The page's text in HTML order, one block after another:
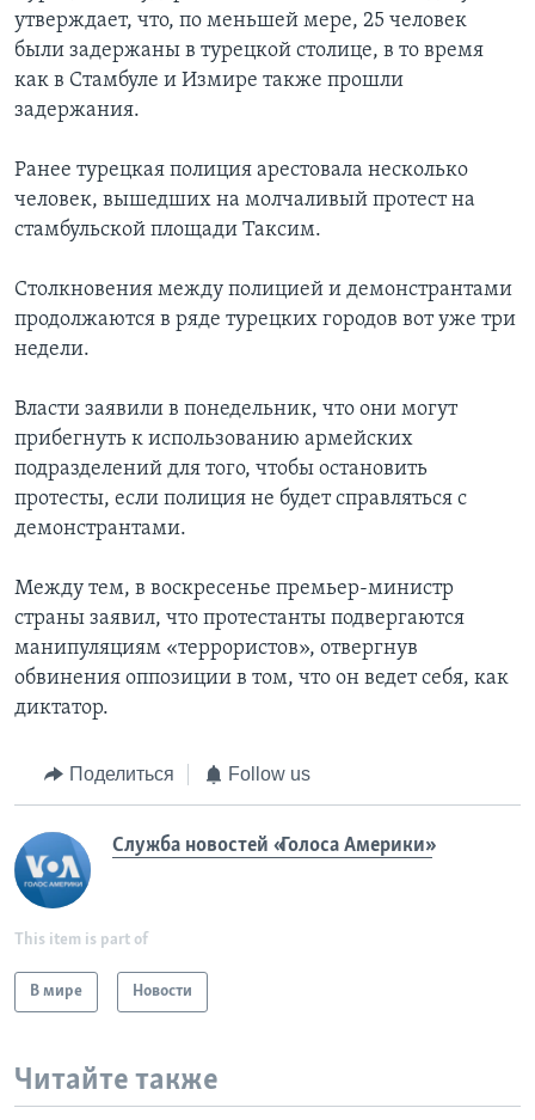
утверждает, что, по меньшей мере, 25 человек
были задержаны в турецкой столице, в то время
как в Стамбуле и Измире также прошли
задержания.
Ранее турецкая полиция арестовала несколько
человек, вышедших на молчаливый протест на
стамбульской площади Таксим.
Столкновения между полицией и демонстрантами
продолжаются в ряде турецких городов вот уже три
недели.
Власти заявили в понедельник, что они могут
прибегнуть к использованию армейских
подразделений для того, чтобы остановить
протесты, если полиция не будет справляться с
демонстрантами.
Между тем, в воскресенье премьер-министр
страны заявил, что протестанты подвергаются
манипуляциям «террористов», отвергнув
обвинения оппозиции в том, что он ведет себя, как
диктатор.
Поделиться Follow us
Служба новостей «Голоса Америки»
This item is part of
В мире Новости
Читайте также